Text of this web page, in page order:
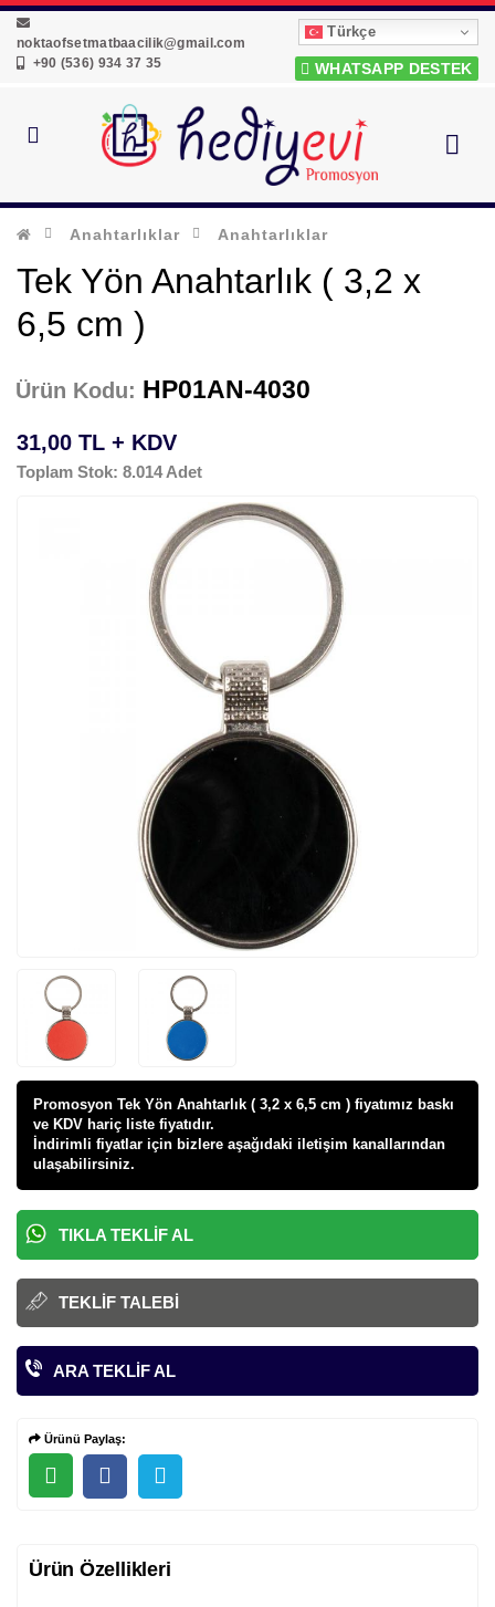
noktaofsetmatbaacilik@gmail.com
+90 (536) 934 37 35
Türkçe
WHATSAPP DESTEK
Anahtarlıklar Anahtarlıklar
Tek Yön Anahtarlık ( 3,2 x
6,5 cm )
Ürün Kodu: HP01AN-4030
31,00 TL + KDV
Toplam Stok: 8.014 Adet
Promosyon Tek Yön Anahtarlık ( 3,2 x 6,5 cm ) fiyatımız baskı
ve KDV hariç liste fiyatıdır.
İndirimli fiyatlar için bizlere aşağıdaki iletişim kanallarından
ulaşabilirsiniz.
TIKLA TEKLIF AL
TEKLIF TALEBI
ARA TEKLIF AL
Ürünü Paylaş:
Ürün Özellikleri